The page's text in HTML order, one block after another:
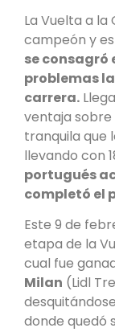
La Vuelta a
campeón y
se
problemas
carrera.
ventaja sobre
tranquila que
llevando con
portugués
completó el
Este 9 de
etapa de la
cual fue
Milan (Lidl
donde quedó